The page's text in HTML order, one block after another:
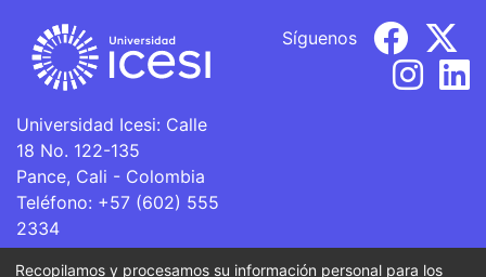
Universidad Icesi: Calle
18 No. 122-135
Pance, Cali - Colombia
Teléfono: +57 (602) 555
2334
ventanillaunica@icesi.edu.co
Síguenos
Recopilamos y procesamos su información personal para los